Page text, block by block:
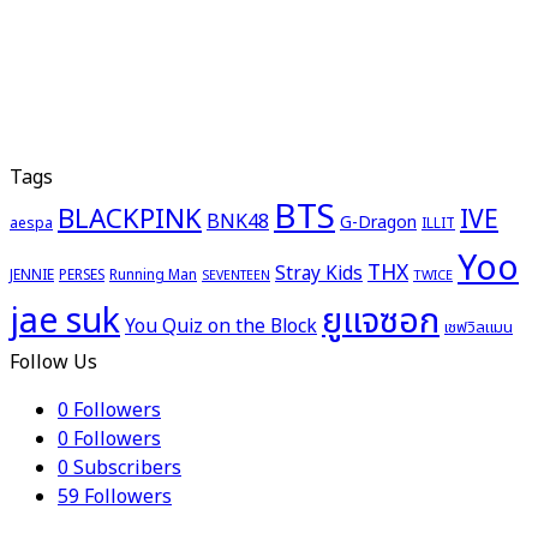
Tags
aespa BLACKPINK BNK48BTSG-Dragon ILLIT IVE
JENNIE PERSES Running Man SEVENTEEN Stray Kids THX TWICE Yoo
jae sukYou Quiz on the Blockยูแจซอก เชฟวิลแมน
Follow Us
0 Followers
0 Followers
0Subscribers
59 Followers